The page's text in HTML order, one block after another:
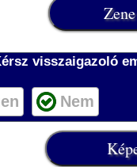
visszaigazoló
Nem